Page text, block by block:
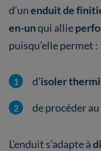
d’unenduit de
en-unqui allie
puisqu’elle permet :
d’isoler
de procéder au
L’enduit s’adapte à